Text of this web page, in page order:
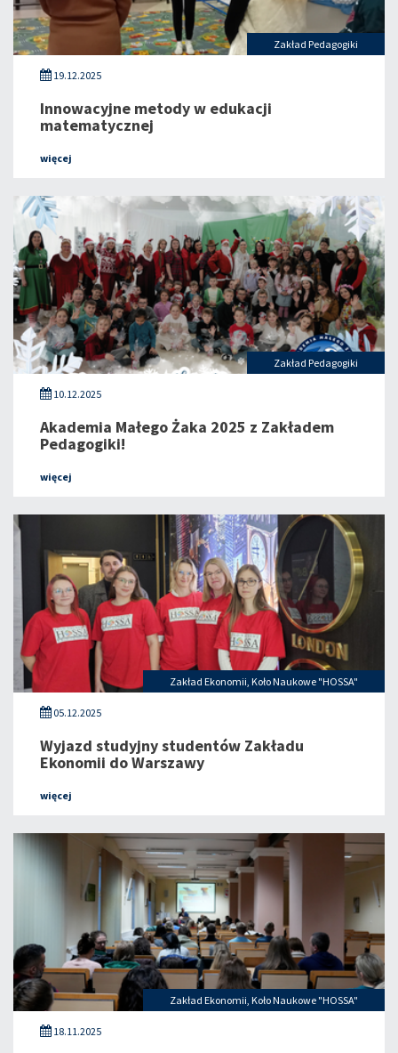
Zakład Pedagogiki
19.12.2025
Innowacyjne metody w edukacji
matematycznej
więcej
Zakład Pedagogiki
10.12.2025
Akademia Małego Żaka 2025 z Zakładem
Pedagogiki!
więcej
Zakład Ekonomii, Koło Naukowe "HOSSA"
05.12.2025
Wyjazd studyjny studentów Zakładu
Ekonomii do Warszawy
więcej
Zakład Ekonomii, Koło Naukowe "HOSSA"
18.11.2025